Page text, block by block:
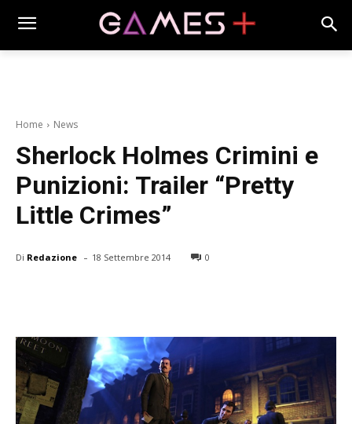
Home News
Sherlock Holmes Crimini e
Punizioni: Trailer “Pretty
Little Crimes”
Di Redazione - 18 Settembre 2014 0